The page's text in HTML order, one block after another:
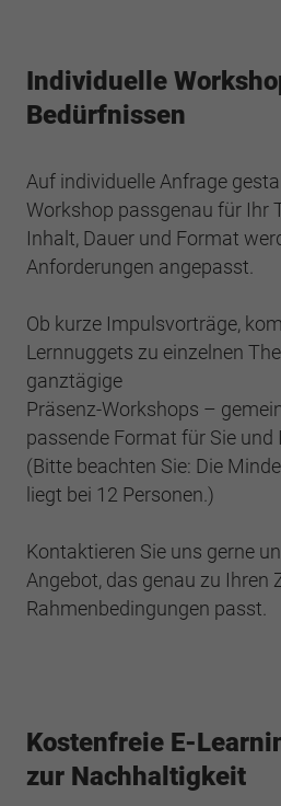
Individuelle
Bedürfnissen
Auf individuelle Anfrage
Workshop passgenau für Ihr
Inhalt, Dauer und Format
Anforderungen angepasst.​
Ob kurze Impulsvorträge,
Lernnuggets zu einzelnen
ganztägige
Präsenz-Workshops –
passende Format für Sie und
(Bitte beachten Sie: Die
liegt bei 12 Personen.)​
Kontaktieren Sie uns gerne
Angebot, das genau zu Ihren
Rahmenbedingungen passt.
Kostenfreie E-
zur Nachhaltigkeit